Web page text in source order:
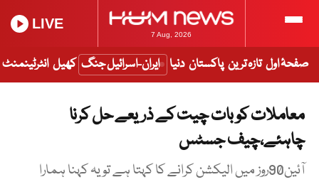
7 Aug, 2026
LIVE
صفحۂ اول تازہ ترین پاکستان دنیا ایران-اسرائیل جنگ کھیل انٹرٹینمنٹ
معاملات کو بات چیت کے ذریعے حل کرنا
چاہئے،چیف جسٹس
آئین90روز میں الیکشن کرانے کا کہتا ہے تو یہ کہنا ہمارا